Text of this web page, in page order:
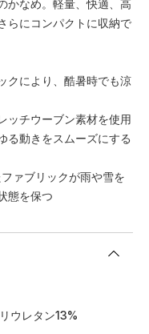
かなめ。軽量、快適、高
らにコンパクトに収納で
クにより、酷暑時でも涼
ッチウーブン素材を使用
る動きをスムーズにする
ァブリックが雨や雪を
態を保つ
ウレタン13%